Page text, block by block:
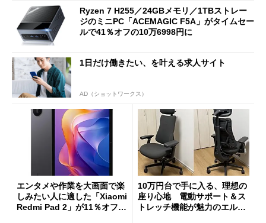
Ryzen 7 H255／24GBメモリ／1TBストレー
ジのミニPC「ACEMAGIC F5A」がタイムセー
ルで41％オフの10万6998円に
1日だけ働きたい、を叶える求人サイト
AD（ショットワークス）
エンタメや作業を大画面で楽
しみたい人に適した「Xiaomi
Redmi Pad 2」が11％オフの
10万円台で手に入る、理想の
座り心地 電動サポート＆ス
トレッチ機能が魅力のエルゴ